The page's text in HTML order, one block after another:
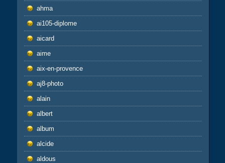
ahma
ai105-diplome
aicard
aime
aix-en-provence
aj8-photo
alain
albert
album
alcide
aldous